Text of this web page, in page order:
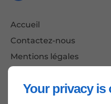
Your privacy
Accueil
Contactez-nous
Mentions légales